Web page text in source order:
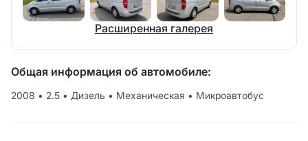
Расширенная галерея
Общая информация об автомобиле:
2008 • 2.5 • Дизель • Механическая • Микроавтобус